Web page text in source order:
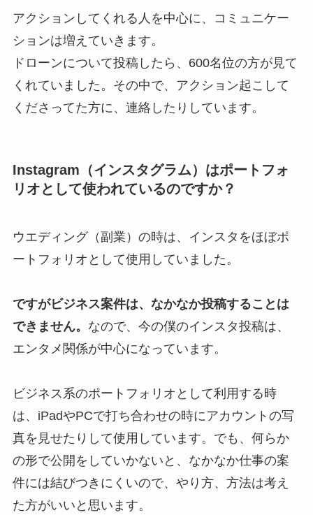
アクションしてくれる人を中心に、コミュニケー
ションは増えていきます。
ドローンについて投稿したら、600名位の方が見て
くれていました。その中で、アクション起こして
くださってた方に、連絡したりしています。
Instagram（インスタグラム）はポートフォ
リオとして使われているのですか？
ウエディング（副業）の時は、インスタをほぼポ
ートフォリオとして使用していました。
ですがビジネス案件は、なかなか投稿することは
できません。 なので、今の僕のインスタ投稿は、
エンタメ関係が中心になっています。
ビジネス系のポートフォリオとして利用する時
は、iPadやPCで打ち合わせの時にアカウントの写
真を見せたりして使用しています。でも、何らか
の形で公開をしていかないと、なかなか仕事の案
件には結びつきにくいので、やり方、方法は考え
た方がいいと思います。